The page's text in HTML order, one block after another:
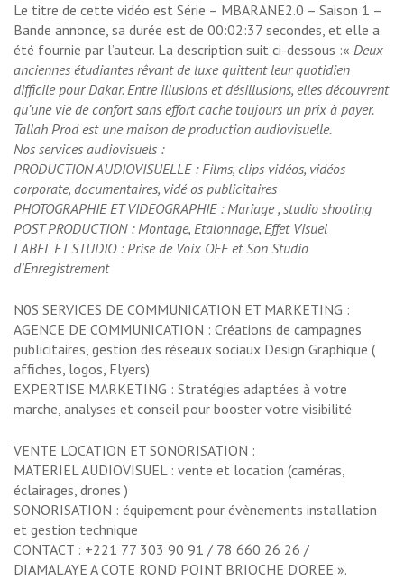
Le titre de cette vidéo est Série – MBARANE2.0 – Saison 1 –
Bande annonce, sa durée est de 00:02:37 secondes, et elle a
été fournie par l’auteur. La description suit ci-dessous :« Deux
anciennes étudiantes rêvant de luxe quittent leur quotidien
difficile pour Dakar. Entre illusions et désillusions, elles découvrent
qu’une vie de confort sans effort cache toujours un prix à payer.
Tallah Prod est une maison de production audiovisuelle.
Nos services audiovisuels :
PRODUCTION AUDIOVISUELLE : Films, clips vidéos, vidéos
corporate, documentaires, vidé os publicitaires
PHOTOGRAPHIE ET VIDEOGRAPHIE : Mariage , studio shooting
POST PRODUCTION : Montage, Etalonnage, Effet Visuel
LABEL ET STUDIO : Prise de Voix OFF et Son Studio
d’Enregistrement
N0S SERVICES DE COMMUNICATION ET MARKETING :
AGENCE DE COMMUNICATION : Créations de campagnes
publicitaires, gestion des réseaux sociaux Design Graphique (
affiches, logos, Flyers)
EXPERTISE MARKETING : Stratégies adaptées à votre
marche, analyses et conseil pour booster votre visibilité
VENTE LOCATION ET SONORISATION :
MATERIEL AUDIOVISUEL : vente et location (caméras,
éclairages, drones )
SONORISATION : équipement pour évènements installation
et gestion technique
CONTACT : +221 77 303 90 91 / 78 660 26 26 /
DIAMALAYE A COTE ROND POINT BRIOCHE D’OREE ».